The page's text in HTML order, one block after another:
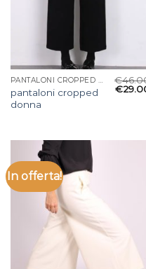
PANTALONI CROPPED DONNA
pantaloni cropped
donna
€
€
In offerta!